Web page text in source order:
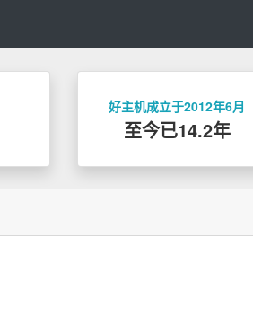
好主机成立于2012年6月
至今已14.2年